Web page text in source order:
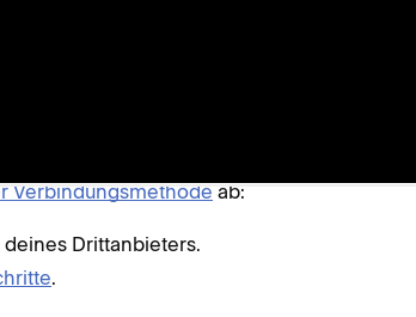
Squarespace registrierte aktive Domain
einer bei einem Drittanbieter registrierten
Verbindungsmethode ab:
Drittanbieters.
.